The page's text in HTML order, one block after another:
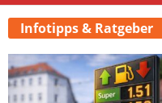
Infotipps & Ratgeber